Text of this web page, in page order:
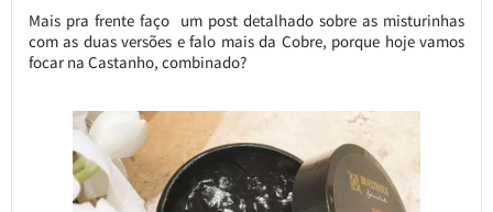
Mais pra frente faço um post detalhado sobre as misturinhas
com as duas versões e falo mais da Cobre, porque hoje vamos
focar na Castanho, combinado?